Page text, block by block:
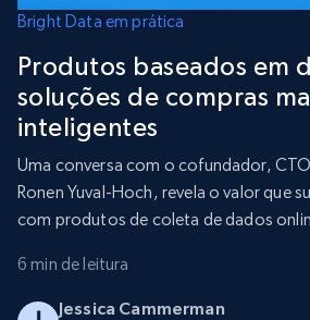
Bright Data em prática
Produtos baseados em
soluções de compras
inteligentes
Uma conversa com o cofundador,
Ronen Yuval-Hoch, revela o valor que
com produtos de coleta de dados
6 min de leitura
Jessica Cammerman